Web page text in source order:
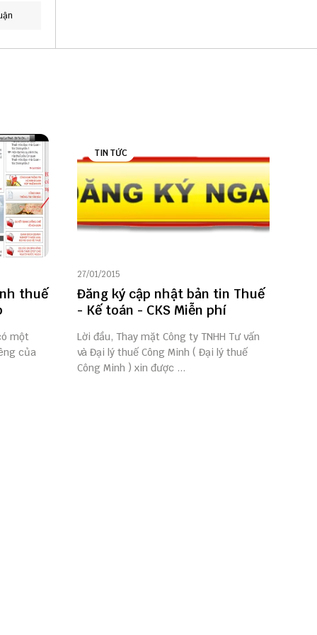
thuế
một
của
TIN TỨC
27/01/2015
Đăng ký cập nhật bản tin Thuế
- Kế toán - CKS Miễn phí
Lời đầu, Thay mặt Công ty TNHH Tư vấn
và Đại lý thuế Công Minh ( Đại lý thuế
Công Minh ) xin được ...